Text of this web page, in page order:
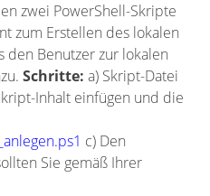
zwei PowerShell-Skripte
zum Erstellen des lokalen
den Benutzer zur lokalen
Schritte: a) Skript-Datei
Inhalt einfügen und die
c) Den
Sie gemäß Ihrer